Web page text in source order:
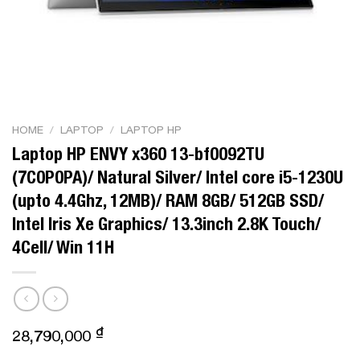
HOME / LAPTOP / LAPTOP HP
Laptop HP ENVY x360 13-bf0092TU
(7C0P0PA)/ Natural Silver/ Intel core i5-1230U
(upto 4.4Ghz, 12MB)/ RAM 8GB/ 512GB SSD/
Intel Iris Xe Graphics/ 13.3inch 2.8K Touch/
4Cell/ Win 11H
28,790,000 ₫